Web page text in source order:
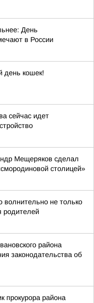
День
в России
день кошек!
сейчас идет
Мещеряков сделал
столицей»
волнительно не только
родителей
района
законодательства об
прокурора района